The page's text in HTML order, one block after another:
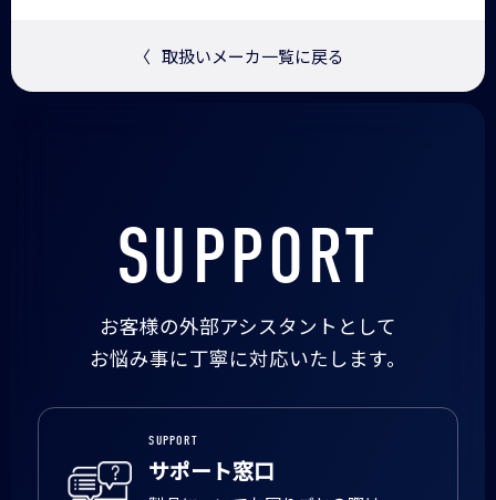
〈 取扱いメーカ一覧に戻る
SUPPORT
お客様の外部アシスタントとして
お悩み事に丁寧に対応いたします。
SUPPORT
サポート窓口